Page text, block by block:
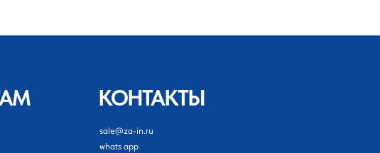
КОНТАКТЫ
+79689422132